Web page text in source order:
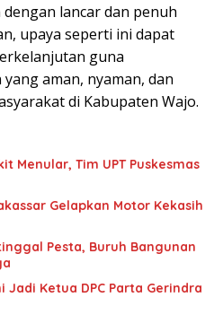
lancar dan penuh
upaya seperti ini dapat
guna
aman, nyaman, dan
di Kabupaten Wajo.
Menular, Tim UPT Puskesmas
Gelapkan Motor Kekasih
Pesta, Buruh Bangunan
Jadi Ketua DPC Parta Gerindra